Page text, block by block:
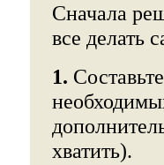
Сначала
все делать
1.
хватить).